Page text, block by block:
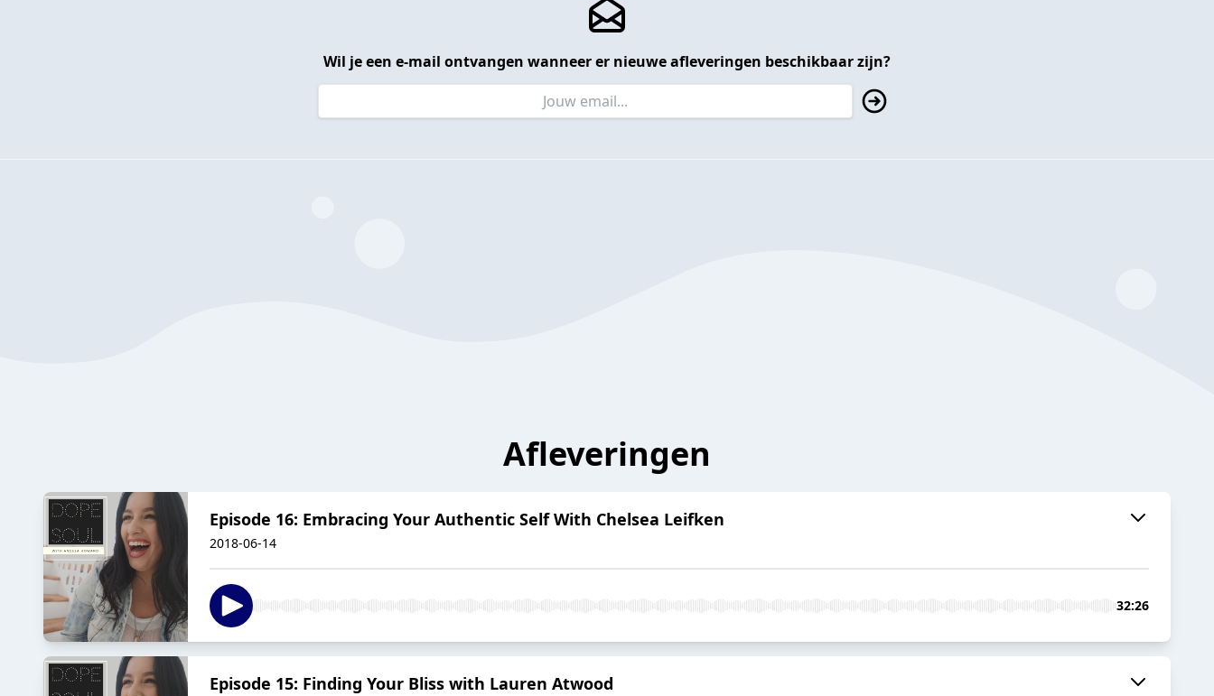
Wil je een e-mail ontvangen wanneer er nieuwe afleveringen beschikbaar zijn?
Afleveringen
Episode 16: Embracing Your Authentic Self With Chelsea Leifken
2018-06-14
32:26
Episode 15: Finding Your Bliss with Lauren Atwood